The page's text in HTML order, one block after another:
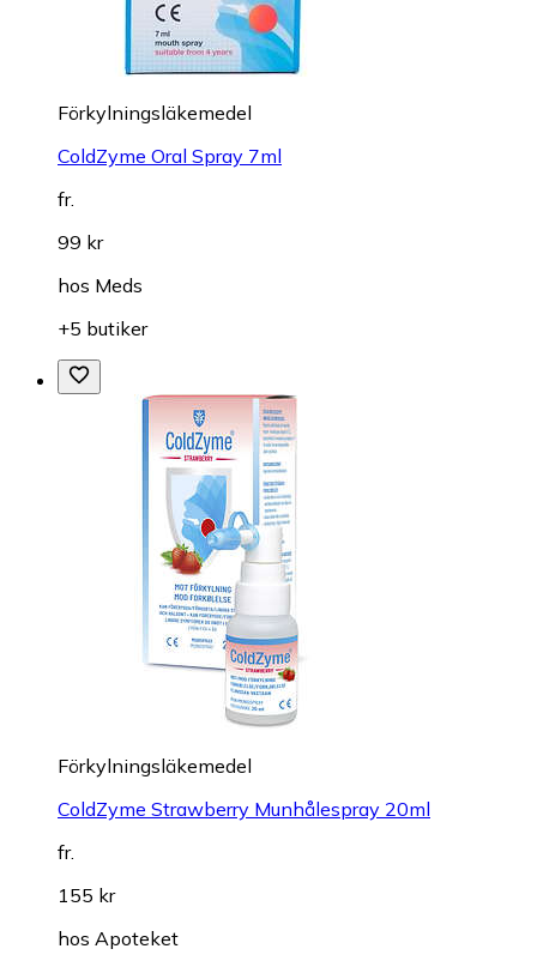
Förkylningsläkemedel
ColdZyme Oral Spray 7ml
fr.
99 kr
hos Meds
+5 butiker
Förkylningsläkemedel
ColdZyme Strawberry Munhålespray 20ml
fr.
155 kr
hos Apoteket